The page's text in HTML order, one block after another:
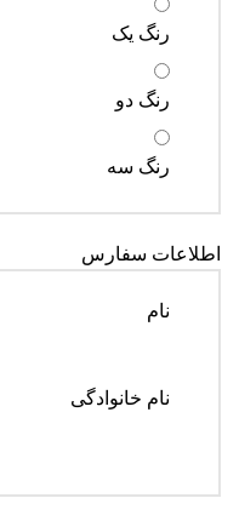
رنگ یک
رنگ دو
رنگ سه
اطلاعات سفارس
نام
نام خانوادگی